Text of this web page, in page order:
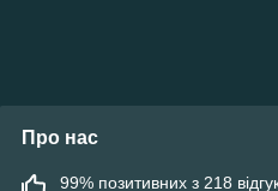
Про нас
99% позитивних з 218